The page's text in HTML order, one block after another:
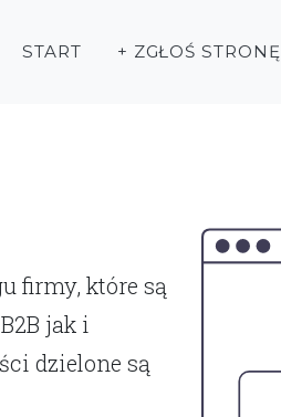
firmy, które są
jak i
dzielone są
START + ZGŁOŚ STRONĘ